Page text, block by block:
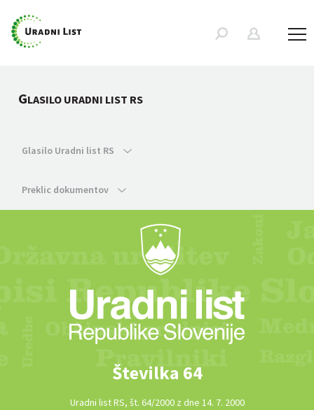
GLASILO URADNI LIST RS
Glasilo Uradni list RS
Preklic dokumentov
Številka 64
Uradni list RS, št. 64/2000 z dne 14. 7. 2000